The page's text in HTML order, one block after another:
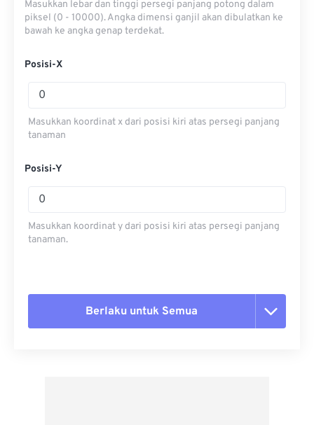
Masukkan lebar dan tinggi persegi panjang potong dalam
piksel (0 - 10000). Angka dimensi ganjil akan dibulatkan ke
bawah ke angka genap terdekat.
Posisi-X
Masukkan koordinat x dari posisi kiri atas persegi panjang
tanaman
Posisi-Y
Masukkan koordinat y dari posisi kiri atas persegi panjang
tanaman.
Berlaku untuk Semua